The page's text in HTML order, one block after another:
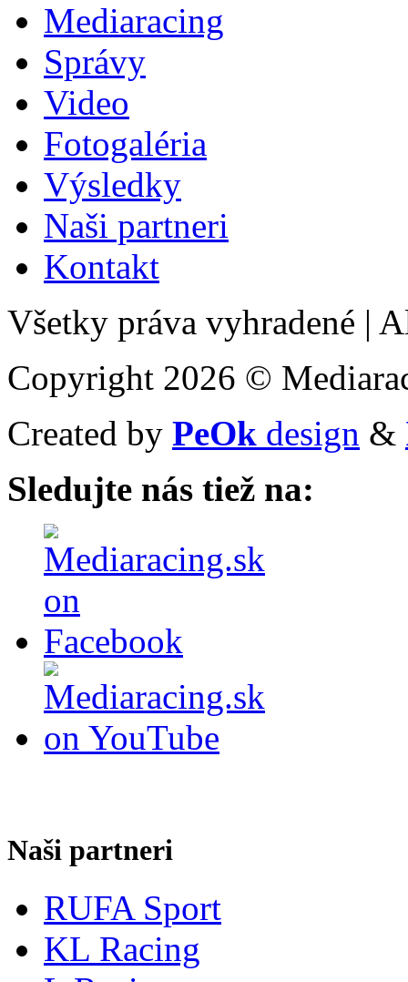
Mediaracing
Správy
Video
Fotogaléria
Výsledky
Naši partneri
Kontakt
Všetky práva vyhradené |
Copyright 2026 ©
Created by PeOk design &
Sledujte nás tiež na:
Naši partneri
RUFA Sport
KL Racing